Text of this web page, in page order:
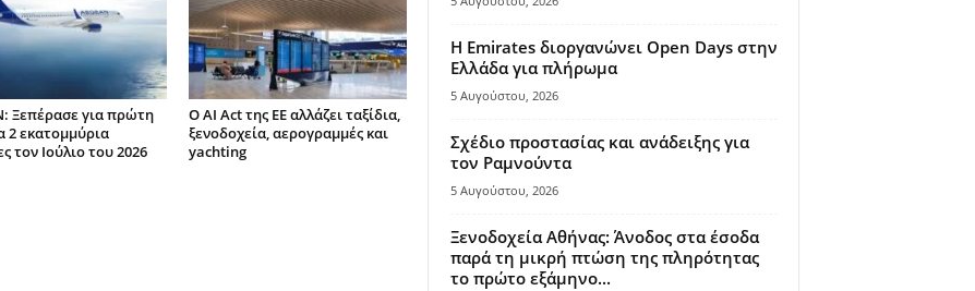
Ξεπέρασε για πρώτη
2 εκατομμύρια
τον Ιούλιο του 2026
Ο AI Act της ΕΕ αλλάζει ταξίδια,
ξενοδοχεία, αερογραμμές και
yachting
Η Emirates διοργανώνει Open Days στην
Ελλάδα για πλήρωμα
5 Αυγούστου, 2026
Σχέδιο προστασίας και ανάδειξης για
τον Ραμνούντα
5 Αυγούστου, 2026
Ξενοδοχεία Αθήνας: Άνοδος στα έσοδα
παρά τη μικρή πτώση της πληρότητας
το πρώτο εξάμηνο...